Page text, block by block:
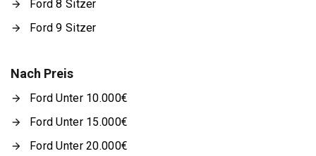
Ford 8 Sitzer
Ford 9 Sitzer
Nach Preis
Ford Unter 10.000€
Ford Unter 15.000€
Ford Unter 20.000€